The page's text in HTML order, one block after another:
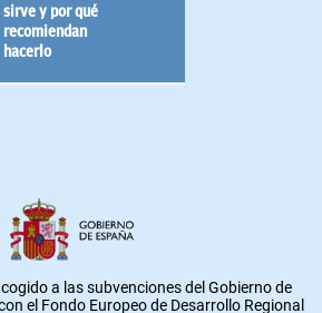
sirve y por qué
recomiendan
hacerlo
a las subvenciones del Gobierno de
el Fondo Europeo de Desarrollo Regional